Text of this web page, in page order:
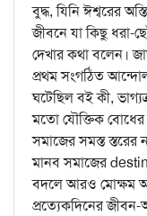
বুদ্ধ, যিনি ঈশ্বরের
জীবনে যা কিছু ধরা-
দেখার কথা বলেন।
প্রথম সংগঠিত
ঘটেছিল বই কী,
মতো যৌক্তিক বোধের
সমাজের সমস্ত স্তরের
মানব সমাজের destiny
বদলে আরও মোক্ষম
প্রত্যেকদিনের